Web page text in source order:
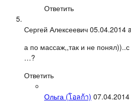
Ответить
Сергей Алексеевич 05.04.2014
а по массаж,,так и не
…?
Ответить
Ольга (โอลก้า)